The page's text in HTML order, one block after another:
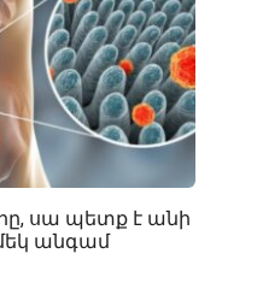
սա պետք է անի
անգամ